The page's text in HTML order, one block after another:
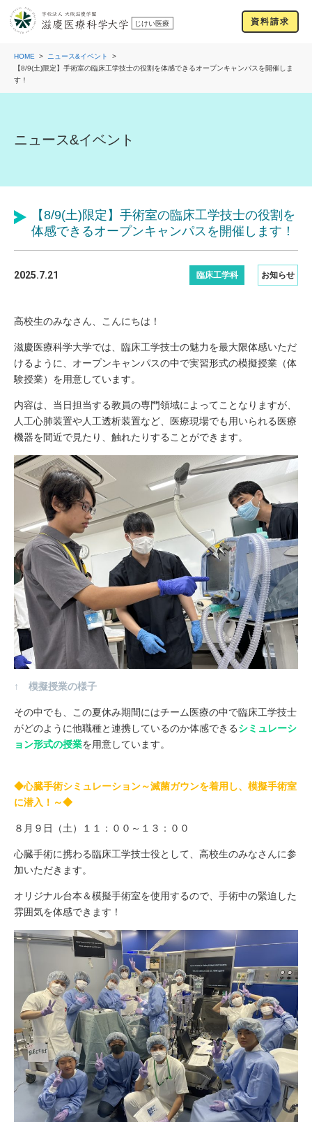
資料請求
HOME
ニュース&イベント
【8/9(土)限定】手術室の臨床工学技士の役割を体感できるオープンキャンパスを開催しま
す！
ニュース&イベント
【8/9(土)限定】手術室の臨床工学技士の役割を
体感できるオープンキャンパスを開催します！
2025.7.21 臨床工学科 お知らせ
高校生のみなさん、こんにちは！
滋慶医療科学大学では、臨床工学技士の魅力を最大限体感いただ
けるように、オープンキャンパスの中で実習形式の模擬授業（体
験授業）を用意しています。
内容は、当日担当する教員の専門領域によってことなりますが、
人工心肺装置や人工透析装置など、医療現場でも用いられる医療
機器を間近で見たり、触れたりすることができます。
↑ 模擬授業の様子
その中でも、この夏休み期間にはチーム医療の中で臨床工学技士
がどのように他職種と連携しているのか体感できるシミュレーシ
ョン形式の授業を用意しています。
◆心臓手術シミュレーション～滅菌ガウンを着用し、模擬手術室
に潜入！～◆
８月９日（土）１１：００～１３：００
心臓手術に携わる臨床工学技士役として、高校生のみなさんに参
加いただきます。
オリジナル台本＆模擬手術室を使用するので、手術中の緊迫した
雰囲気を体感できます！